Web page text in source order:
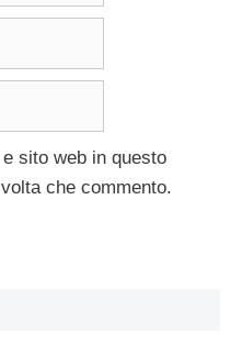
sito web in questo
che commento.